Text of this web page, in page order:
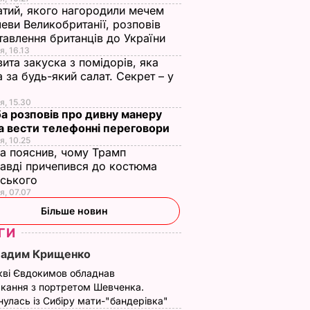
Перше весільне
фото пари
якого нагородили мечем
Великобританії, розповів
британців до України
16.13
закуска з помідорів, яка
за будь-який салат. Секрет – у
15.30
розповів про дивну манеру
вести телефонні переговори
10.25
пояснив, чому Трамп
причепився до костюма
07.07
Більше новин
Крищенко
Євдокимов обладнав
з портретом Шевченка.
із Сибіру мати-"бандерівка"